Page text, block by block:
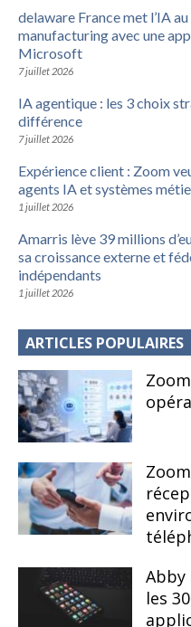
delaware France met l’IA
manufacturing avec une
Microsoft
7 juillet 2026
IA agentique : les 3 choix
différence
7 juillet 2026
Expérience client : Zoom
agents IA et systèmes
1 juillet 2026
Amarris lève 39 millions
sa croissance externe et
indépendants
1 juillet 2026
ARTICLES POPULAIRES
Abby
les